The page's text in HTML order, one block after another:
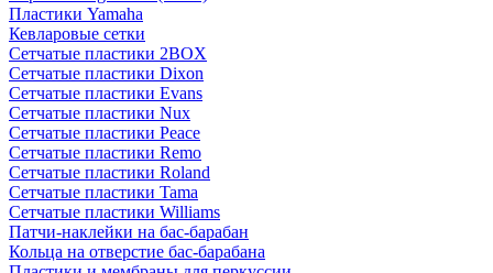
Пластики Yamaha
Кевларовые сетки
Сетчатые пластики 2BOX
Сетчатые пластики Dixon
Сетчатые пластики Evans
Сетчатые пластики Nux
Сетчатые пластики Peace
Сетчатые пластики Remo
Сетчатые пластики Roland
Сетчатые пластики Tama
Сетчатые пластики Williams
Патчи-наклейки на бас-барабан
Кольца на отверстие бас-барабана